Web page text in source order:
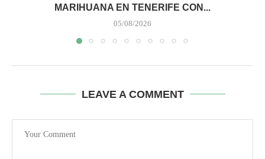
MARIHUANA EN TENERIFE CON...
05/08/2026
LEAVE A COMMENT